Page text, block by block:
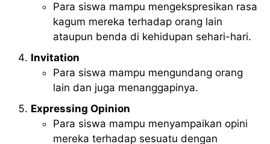
Para siswa mampu mengekspresikan rasa
kagum mereka terhadap orang lain
ataupun benda di kehidupan sehari-hari.
Invitation
Para siswa mampu mengundang orang
lain dan juga menanggapinya.
Expressing Opinion
Para siswa mampu menyampaikan opini
mereka terhadap sesuatu dengan